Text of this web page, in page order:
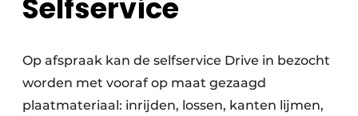
Selfservice
Op afspraak kan de selfservice Drive in bezocht
worden met vooraf op maat gezaagd
plaatmateriaal: inrijden, lossen, kanten lijmen,